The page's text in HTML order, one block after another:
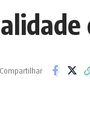
Compartilhar